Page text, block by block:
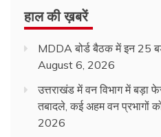
हाल की ख़बरें
MDDA बोर्ड बैठक में इन 25
August 6, 2026
उत्तराखंड में वन विभाग में बड़ा
तबादले, कई अहम वन प्रभागों
2026